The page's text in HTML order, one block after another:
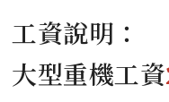
工資說明：
大型重機工資